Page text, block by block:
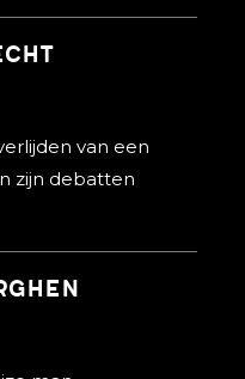
van een
zijn debatten